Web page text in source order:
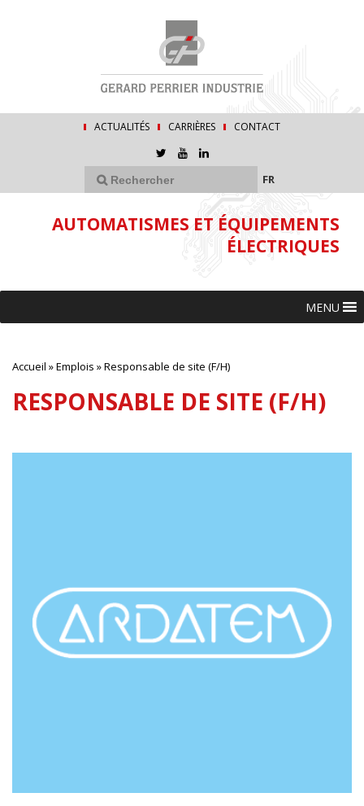
ACTUALITÉS CARRIÈRES CONTACT
FR
AUTOMATISMES ET ÉQUIPEMENTS
ÉLECTRIQUES
MENU
Accueil »Emplois »Responsable de site (F/H)
RESPONSABLE DE SITE (F/H)